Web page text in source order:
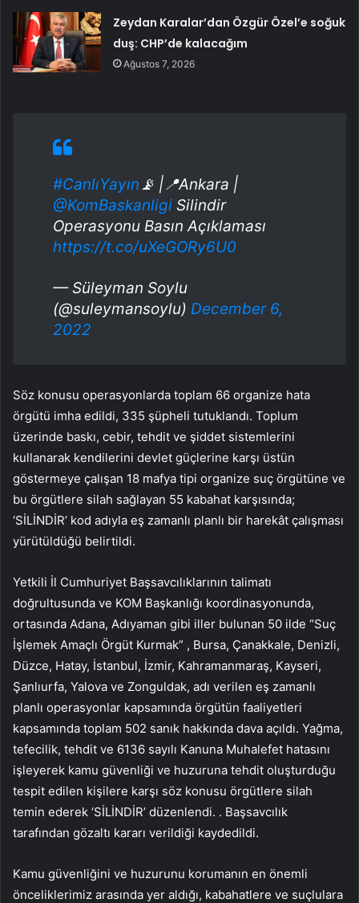
Zeydan Karalar’dan Özgür Özel’e soğuk
duş: CHP’de kalacağım
Ağustos 7, 2026
#CanlıYayın📡 |📍Ankara |
@KomBaskanligi Silindir
Operasyonu Basın Açıklaması
https://t.co/uXeGORy6U0
— Süleyman Soylu
(@suleymansoylu) December 6,
2022
Söz konusu operasyonlarda toplam 66 organize hata
örgütü imha edildi, 335 şüpheli tutuklandı. Toplum
üzerinde baskı, cebir, tehdit ve şiddet sistemlerini
kullanarak kendilerini devlet güçlerine karşı üstün
göstermeye çalışan 18 mafya tipi organize suç örgütüne ve
bu örgütlere silah sağlayan 55 kabahat karşısında;
‘SİLİNDİR’ kod adıyla eş zamanlı planlı bir harekât çalışması
yürütüldüğü belirtildi.
Yetkili İl Cumhuriyet Başsavcılıklarının talimatı
doğrultusunda ve KOM Başkanlığı koordinasyonunda,
ortasında Adana, Adıyaman gibi iller bulunan 50 ilde “Suç
İşlemek Amaçlı Örgüt Kurmak” , Bursa, Çanakkale, Denizli,
Düzce, Hatay, İstanbul, İzmir, Kahramanmaraş, Kayseri,
Şanlıurfa, Yalova ve Zonguldak, adı verilen eş zamanlı
planlı operasyonlar kapsamında örgütün faaliyetleri
kapsamında toplam 502 sanık hakkında dava açıldı. Yağma,
tefecilik, tehdit ve 6136 sayılı Kanuna Muhalefet hatasını
işleyerek kamu güvenliği ve huzuruna tehdit oluşturduğu
tespit edilen kişilere karşı söz konusu örgütlere silah
temin ederek ‘SİLİNDİR’ düzenlendi. . Başsavcılık
tarafından gözaltı kararı verildiği kaydedildi.
Kamu güvenliğini ve huzurunu korumanın en önemli
önceliklerimiz arasında yer aldığı, kabahatlere ve suçlulara